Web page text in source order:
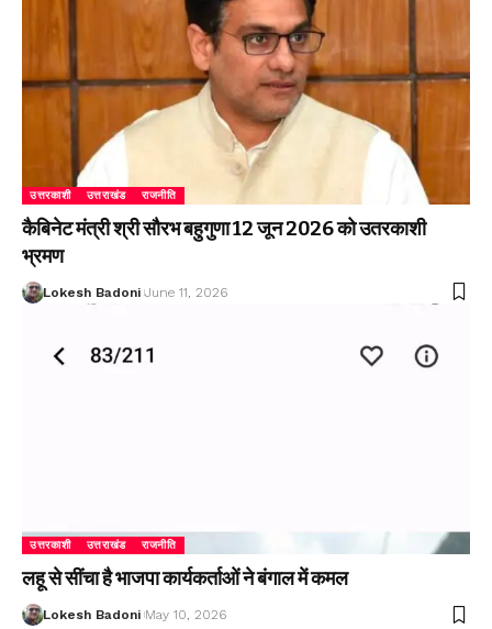
उत्तरकाशी उत्तराखंड राजनीति
कैबिनेट मंत्री श्री सौरभ बहुगुणा 12 जून 2026 को उतरकाशी
भ्रमण
Lokesh Badoni June 11, 2026
उत्तरकाशी उत्तराखंड राजनीति
लहू से सींचा है भाजपा कार्यकर्ताओं ने बंगाल में कमल
Lokesh Badoni May 10, 2026